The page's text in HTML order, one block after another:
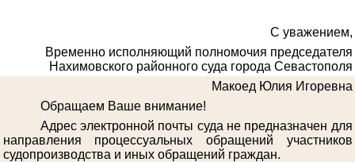
С уважением,
Временно исполняющий полномочия председателя
Нахимовского районного суда города Севастополя
Макоед Юлия Игоревна
Обращаем Ваше внимание!
Адрес электронной почты суда не предназначен для
направления процессуальных обращений участников
судопроизводства и иных обращений граждан.